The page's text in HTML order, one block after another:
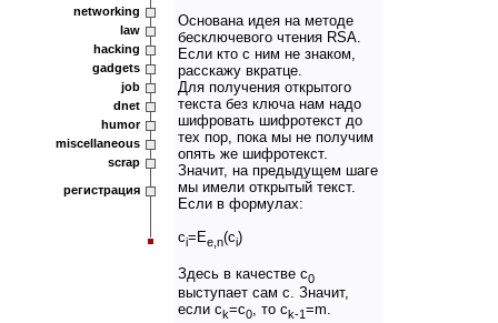
networking
law
hacking
gadgets
job
dnet
humor
miscellaneous
scrap
регистрация
Основана идея на методе
бесключевого чтения RSA.
Если кто с ним не знаком,
расскажу вкратце.
Для получения открытого
текста без ключа нам надо
шифровать шифротекст до
тех пор, пока мы не получим
опять же шифротекст.
Значит, на предыдущем шаге
мы имели открытый текст.
Если в формулах:
ci=Ee,n(ci)
Здесь в качестве c0
выступает сам c. Значит,
если ck=c0, то ck-1=m.